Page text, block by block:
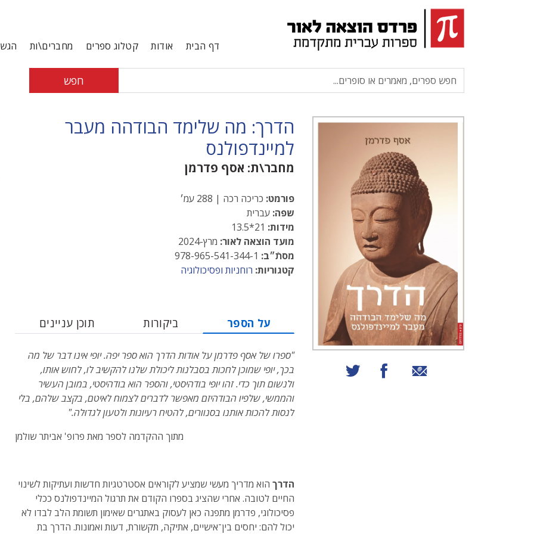
דף הבית אודות קטלוג ספרים מחברים\ות
חפש
שיתוף באמצעות אימייל
שיתוף בפייסבוקשיתוף בטוויטר
הדרך: מה שלימד הבודהה מעבר
למיינדפולנס
מחבר\ת: אסף פדרמן
פורמט: כריכה רכה | 288 עמ׳
שפה: עברית
מידות:
מועד הוצאה לאור: מרץ-2024
מסתֿ״ב:
קטגוריות: רוחניות ופסיכולוגיה
על הספר ביקורות תוכן עניינים
"ספרו של אסף פדרמן על אודות הדרך הוא ספר יפה. יופי אינו דבר של מה
בכך, יופי שמוכן לחכות בסבלנות ליכולת שלנו להקשיב לו, לחוש אותו,
ולנשום תוך כדי. זהו יופי בודהיסטי, והספר הוא בודהיסטי, במובן העשיר
והממשי, שלפיו הבודהיזם מאפשר לדברים לצמוח לאיטם, בקצב שלהם, בלי
לנסות להכות אותנו בסנוורים, להטיח רעיונות ולטעון לגדוּלה."
מתוך ההקדמה לספר מאת פרופ' אביתר שולמן
הדרך הוא מדריך מעשי שמציע לקוראים אסטרטגיות חדשות ועתיקות לשינוי
החיים לטובה. אחרי שהציג בספרו הקודם את תרגול המיינדפולנס ככלי
פסיכולוגי, פדרמן מתפנה כאן לעסוק באתגרים שאימון תשומת הלב לבדו לא
יכול להם: יחסים בין־אישיים, אתיקה, תקשורת, דעות ואמונות. הדרך בת